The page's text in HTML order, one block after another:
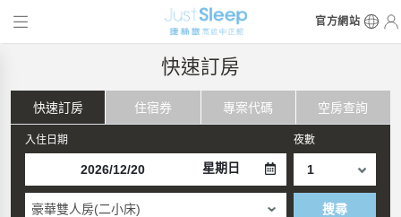
官方網站
快速訂房
快速訂房 住宿券 專案代碼 空房查詢
入住日期
星期日
夜數
豪華雙人房(二小床) 搜尋